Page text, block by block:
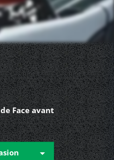
Face avant
